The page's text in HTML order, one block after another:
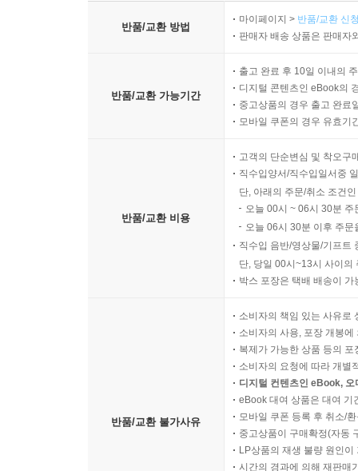
반품/교환 방법
마이페이지 > 반품/교환 신
판매자 배송 상품은 판매자
반품/교환 가능기간
출고 완료 후 10일 이내의
디지털 콘텐츠인 eBook의
중고상품의 경우 출고 완료
모바일 쿠폰의 경우 유효기
반품/교환 비용
고객의 단순변심 및 착오구
직수입양서/직수입일서중
단, 아래의 주문/취소 조건
오늘 00시 ~ 06시 30분
오늘 06시 30분 이후 주
직수입 음반/영상물/기프트
단, 당일 00시~13시 사이의
박스 포장은 택배 배송이
반품/교환 불가사유
소비자의 책임 있는 사유로
소비자의 사용, 포장 개봉
복제가 가능한 상품 등의
소비자의 요청에 따라 개별
디지털 컨텐츠인 eBook,
eBook 대여 상품은 대여 기
모바일 쿠폰 등록 후 취소/
중고상품이 구매확정(자동
LP상품의 재생 불량 원인
시간의 경과에 의해 재판매